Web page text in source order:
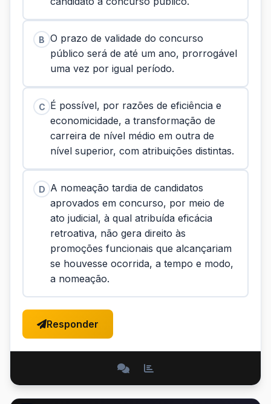
B O prazo de validade do concurso
público será de até um ano, prorrogável
uma vez por igual período.
C É possível, por razões de eficiência e
economicidade, a transformação de
carreira de nível médio em outra de
nível superior, com atribuições distintas.
D A nomeação tardia de candidatos
aprovados em concurso, por meio de
ato judicial, à qual atribuída eficácia
retroativa, não gera direito às
promoções funcionais que alcançariam
se houvesse ocorrida, a tempo e modo,
a nomeação.
Responder